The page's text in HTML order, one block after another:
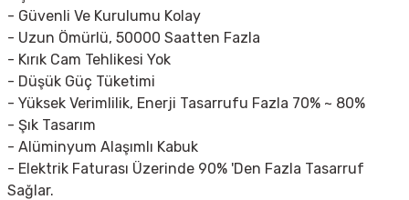
- Güvenli Ve Kurulumu Kolay
- Uzun Ömürlü, 50000 Saatten Fazla
- Kırık Cam Tehlikesi Yok
- Düşük Güç Tüketimi
- Yüksek Verimlilik, Enerji Tasarrufu Fazla 70% ~ 80%
- Şık Tasarım
- Alüminyum Alaşımlı Kabuk
- Elektrik Faturası Üzerinde 90% 'Den Fazla Tasarruf
Sağlar.